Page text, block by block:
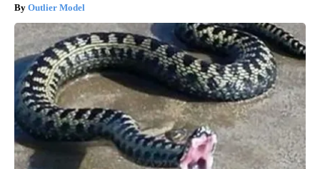
Outlier Model